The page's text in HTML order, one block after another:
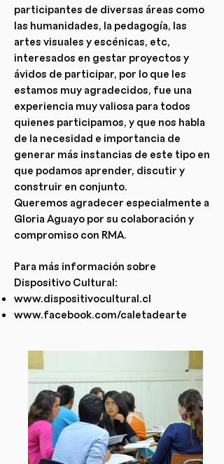
participantes de diversas áreas como
las humanidades, la pedagogía, las
artes visuales y escénicas, etc,
interesados en gestar proyectos y
ávidos de participar, por lo que les
estamos muy agradecidos, fue una
experiencia muy valiosa para todos
quienes participamos, y que nos habla
de la necesidad e importancia de
generar más instancias de este tipo en
que podamos aprender, discutir y
construir en conjunto.
Queremos agradecer especialmente a
Gloria Aguayo por su colaboración y
compromiso con RMA.
Para más información sobre
Dispositivo Cultural:
www.dispositivocultural.cl
www.facebook.com/caletadearte